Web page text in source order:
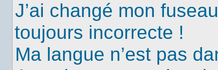
J’ai changé mon
toujours incorrecte !
Ma langue n’est pas